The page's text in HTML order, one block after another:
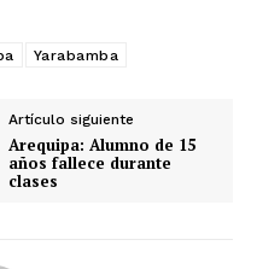
Yarabamba
Artículo siguiente
Arequipa: Alumno de 15
años fallece durante
clases